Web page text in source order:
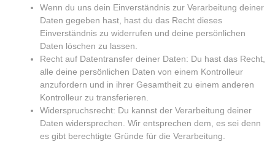
Wenn du uns dein Einverständnis zur Verarbeitung deiner
Daten gegeben hast, hast du das Recht dieses
Einverständnis zu widerrufen und deine persönlichen
Daten löschen zu lassen.
Recht auf Datentransfer deiner Daten: Du hast das Recht,
alle deine persönlichen Daten von einem Kontrolleur
anzufordern und in ihrer Gesamtheit zu einem anderen
Kontrolleur zu transferieren.
Widerspruchsrecht: Du kannst der Verarbeitung deiner
Daten widersprechen. Wir entsprechen dem, es sei denn
es gibt berechtigte Gründe für die Verarbeitung.